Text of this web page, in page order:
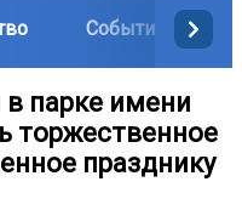
События
парке имени
торжественное
празднику